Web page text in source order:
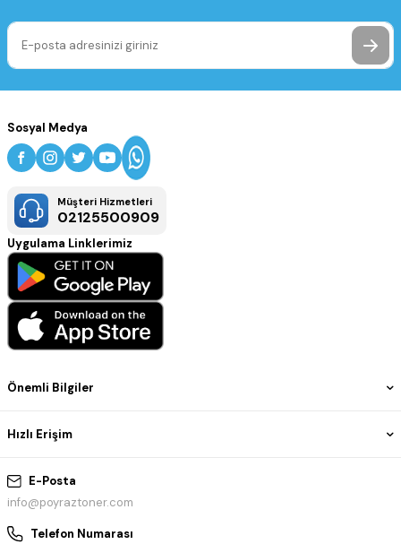
E-Posta
info@poyraztoner.com
Telefon Numarası
Önemli Bilgiler
Hızlı Erişim
Sosyal Medya
Müşteri Hizmetleri
02125500909
Uygulama Linklerimiz